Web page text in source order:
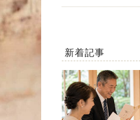
新着記事